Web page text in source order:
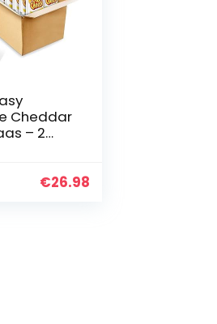
Cheddar
– 2
€26.98